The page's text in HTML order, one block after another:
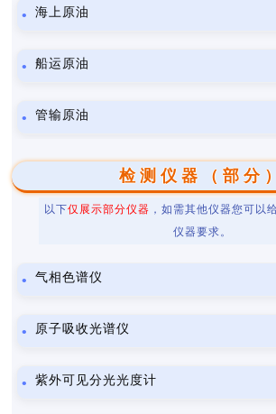
海上原油
船运原油
管输原油
检测仪器（部分）
以下仅展示部分仪器 ，如需其他仪器您可以
仪器要求。
气相色谱仪
原子吸收光谱仪
紫外可见分光光度计